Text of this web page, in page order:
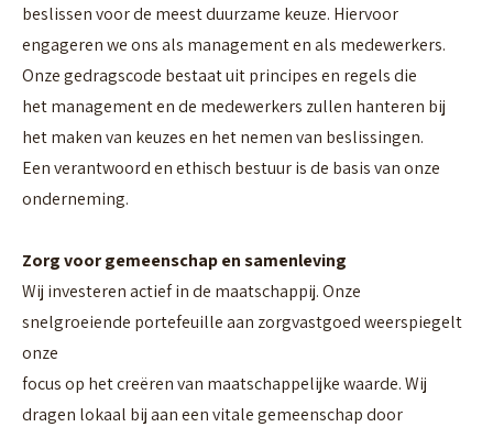
beslissen voor de meest duurzame keuze. Hiervoor
engageren we ons als management en als medewerkers.
Onze gedragscode bestaat uit principes en regels die
het management en de medewerkers zullen hanteren bij
het maken van keuzes en het nemen van beslissingen.
Een verantwoord en ethisch bestuur is de basis van onze
onderneming.
Zorg voor gemeenschap en samenleving
Wij investeren actief in de maatschappij. Onze
snelgroeiende portefeuille aan zorgvastgoed weerspiegelt
onze
focus op het creëren van maatschappelijke waarde. Wij
dragen lokaal bij aan een vitale gemeenschap door